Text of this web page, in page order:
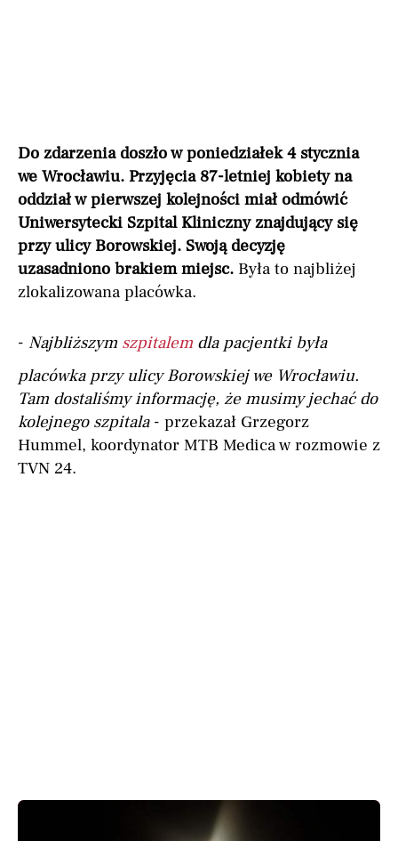
Do zdarzenia doszło w poniedziałek 4 stycznia
we Wrocławiu. Przyjęcia 87-letniej kobiety na
oddział w pierwszej kolejności miał odmówić
Uniwersytecki Szpital Kliniczny znajdujący się
przy ulicy Borowskiej. Swoją decyzję
uzasadniono brakiem miejsc. Była to najbliżej
zlokalizowana placówka.
- Najbliższym szpitalem dla pacjentki była
placówka przy ulicy Borowskiej we Wrocławiu.
Tam dostaliśmy informację, że musimy jechać do
kolejnego szpitala - przekazał Grzegorz
Hummel, koordynator MTB Medica w rozmowie z
TVN 24.